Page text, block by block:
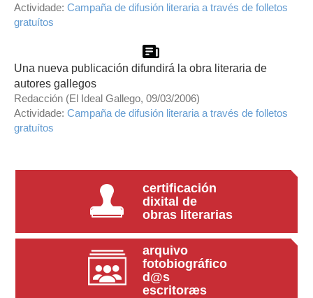
Actividade: Campaña de difusión literaria a través de folletos
gratuítos
Una nueva publicación difundirá la obra literaria de
autores gallegos
Redacción (El Ideal Gallego, 09/03/2006)
Actividade: Campaña de difusión literaria a través de folletos
gratuítos
certificación
dixital de
obras literarias
arquivo
fotobiográfico
d@s
escritoræs